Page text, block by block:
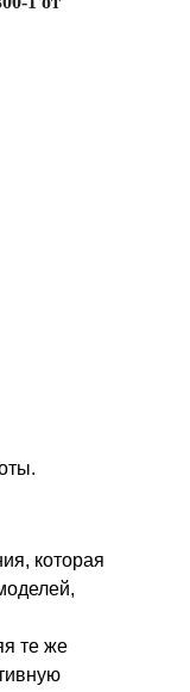
которая
те же